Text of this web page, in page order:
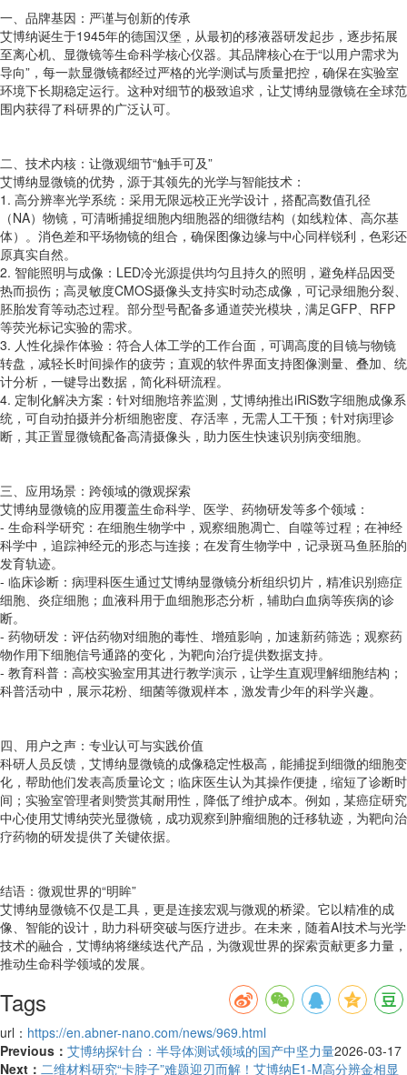
一、品牌基因：严谨与创新的传承
艾博纳诞生于1945年的德国汉堡，从最初的移液器研发起步，逐步拓展
至离心机、显微镜等生命科学核心仪器。其品牌核心在于“以用户需求为
导向”，每一款显微镜都经过严格的光学测试与质量把控，确保在实验室
环境下长期稳定运行。这种对细节的极致追求，让艾博纳显微镜在全球范
围内获得了科研界的广泛认可。
二、技术内核：让微观细节“触手可及”
艾博纳显微镜的优势，源于其领先的光学与智能技术：
1. 高分辨率光学系统：采用无限远校正光学设计，搭配高数值孔径
（NA）物镜，可清晰捕捉细胞内细胞器的细微结构（如线粒体、高尔基
体）。消色差和平场物镜的组合，确保图像边缘与中心同样锐利，色彩还
原真实自然。
2. 智能照明与成像：LED冷光源提供均匀且持久的照明，避免样品因受
热而损伤；高灵敏度CMOS摄像头支持实时动态成像，可记录细胞分裂、
胚胎发育等动态过程。部分型号配备多通道荧光模块，满足GFP、RFP
等荧光标记实验的需求。
3. 人性化操作体验：符合人体工学的工作台面，可调高度的目镜与物镜
转盘，减轻长时间操作的疲劳；直观的软件界面支持图像测量、叠加、统
计分析，一键导出数据，简化科研流程。
4. 定制化解决方案：针对细胞培养监测，艾博纳推出iRiS数字细胞成像系
统，可自动拍摄并分析细胞密度、存活率，无需人工干预；针对病理诊
断，其正置显微镜配备高清摄像头，助力医生快速识别病变细胞。
三、应用场景：跨领域的微观探索
艾博纳显微镜的应用覆盖生命科学、医学、药物研发等多个领域：
- 生命科学研究：在细胞生物学中，观察细胞凋亡、自噬等过程；在神经
科学中，追踪神经元的形态与连接；在发育生物学中，记录斑马鱼胚胎的
发育轨迹。
- 临床诊断：病理科医生通过艾博纳显微镜分析组织切片，精准识别癌症
细胞、炎症细胞；血液科用于血细胞形态分析，辅助白血病等疾病的诊
断。
- 药物研发：评估药物对细胞的毒性、增殖影响，加速新药筛选；观察药
物作用下细胞信号通路的变化，为靶向治疗提供数据支持。
- 教育科普：高校实验室用其进行教学演示，让学生直观理解细胞结构；
科普活动中，展示花粉、细菌等微观样本，激发青少年的科学兴趣。
四、用户之声：专业认可与实践价值
科研人员反馈，艾博纳显微镜的成像稳定性极高，能捕捉到细微的细胞变
化，帮助他们发表高质量论文；临床医生认为其操作便捷，缩短了诊断时
间；实验室管理者则赞赏其耐用性，降低了维护成本。例如，某癌症研究
中心使用艾博纳荧光显微镜，成功观察到肿瘤细胞的迁移轨迹，为靶向治
疗药物的研发提供了关键依据。
结语：微观世界的“明眸”
艾博纳显微镜不仅是工具，更是连接宏观与微观的桥梁。它以精准的成
像、智能的设计，助力科研突破与医疗进步。在未来，随着AI技术与光学
技术的融合，艾博纳将继续迭代产品，为微观世界的探索贡献更多力量，
推动生命科学领域的发展。
Tags
url： https://en.abner-nano.com/news/969.html
Previous： 艾博纳探针台：半导体测试领域的国产中坚力量2026-03-17
Next： 二维材料研究“卡脖子”难题迎刃而解！艾博纳E1-M高分辨金相显